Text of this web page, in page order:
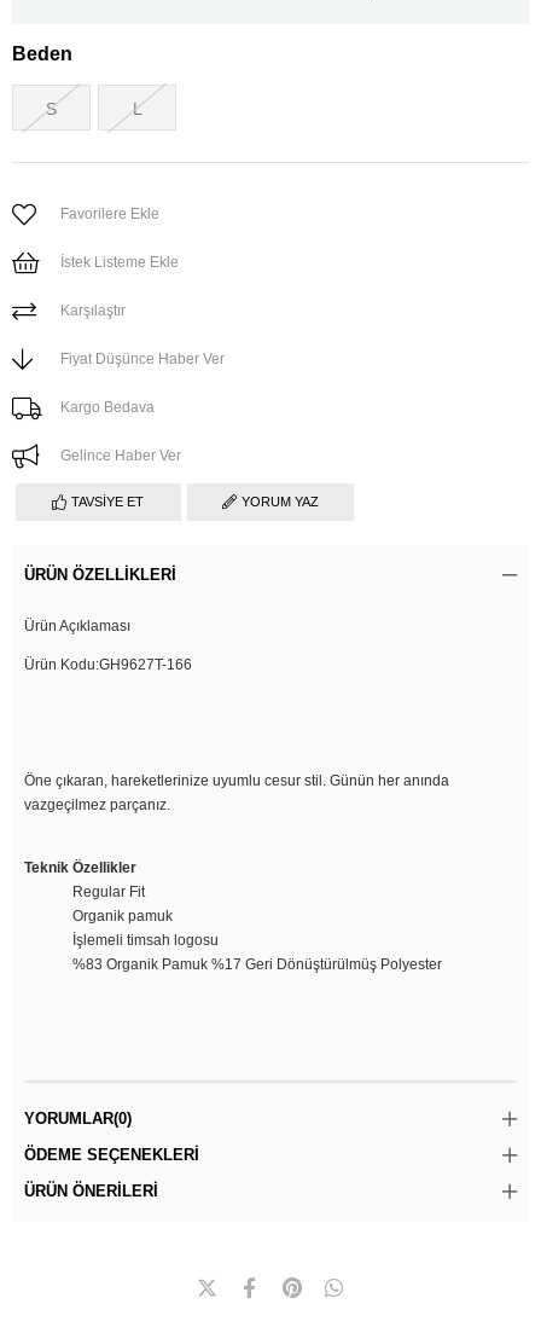
Beden
S L
Favorilere Ekle
İstek Listeme Ekle
Karşılaştır
Fiyat Düşünce Haber Ver
Kargo Bedava
Gelince Haber Ver
TAVSIYE ET YORUM YAZ
ÜRÜN ÖZELLIKLERI
Ürün Açıklaması
Ürün Kodu:GH9627T-166
Öne çıkaran, hareketlerinize uyumlu cesur stil. Günün her anında
vazgeçilmez parçanız.
Teknik Özellikler
Regular Fit
Organik pamuk
İşlemeli timsah logosu
%83 Organik Pamuk %17 Geri Dönüştürülmüş Polyester
YORUMLAR(0)
ÖDEME SEÇENEKLERI
ÜRÜN ÖNERILERI